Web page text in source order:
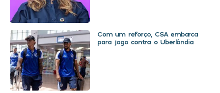
Com um reforço, CSA embarca
para jogo contra o Uberlândia